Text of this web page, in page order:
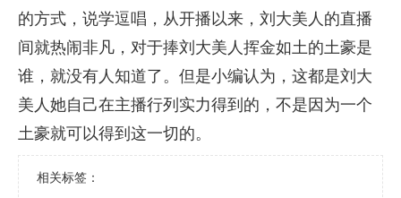
的方式，说学逗唱，从开播以来，刘大美人的直播
间就热闹非凡，对于捧刘大美人挥金如土的土豪是
谁，就没有人知道了。但是小编认为，这都是刘大
美人她自己在主播行列实力得到的，不是因为一个
土豪就可以得到这一切的。
相关标签：